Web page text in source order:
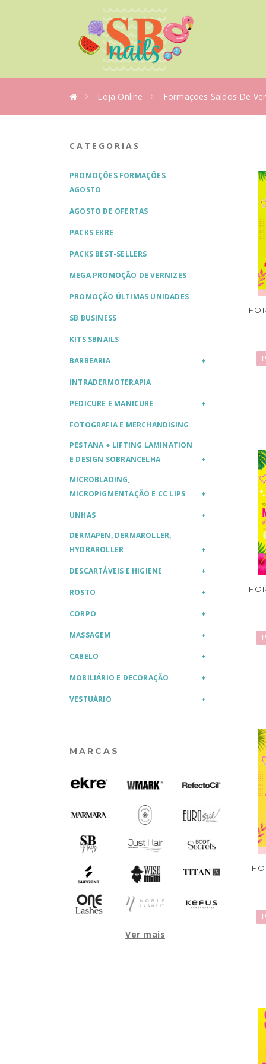
Loja Online Formações Saldos De
CATEGORIAS
PROMOÇÕES FORMAÇÕES
AGOSTO
AGOSTO DE OFERTAS
PACKS EKRE
PACKS BEST-SELLERS
MEGA PROMOÇÃO DE VERNIZES
PROMOÇÃO ÚLTIMAS UNIDADES
SB BUSINESS
KITS SBNAILS
BARBEARIA
INTRADERMOTERAPIA
PEDICURE E MANICURE
FOTOGRAFIA E MERCHANDISING
PESTANA + LIFTING LAMINATION
E DESIGN SOBRANCELHA
MICROBLADING,
MICROPIGMENTAÇÃO E CC LIPS
UNHAS
DERMAPEN, DERMAROLLER,
HYDRAROLLER
DESCARTÁVEIS E HIGIENE
ROSTO
CORPO
MASSAGEM
CABELO
MOBILIÁRIO E DECORAÇÃO
VESTUÁRIO
MARCAS
Ver mais